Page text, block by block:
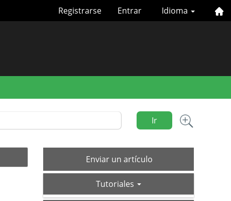
Idioma
Registrarse Entrar
Ir
Enviar
un
Enviar un artículo
Tutoriales